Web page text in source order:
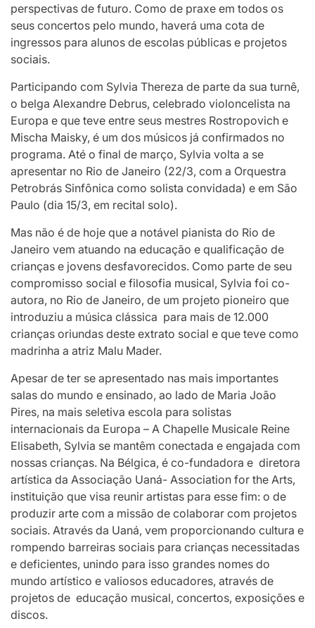
perspectivas de futuro. Como de praxe em todos os
seus concertos pelo mundo, haverá uma cota de
ingressos para alunos de escolas públicas e projetos
sociais.
Participando com Sylvia Thereza de parte da sua turnê,
o belga Alexandre Debrus, celebrado violoncelista na
Europa e que teve entre seus mestres Rostropovich e
Mischa Maisky, é um dos músicos já confirmados no
programa. Até o final de março, Sylvia volta a se
apresentar no Rio de Janeiro (22/3, com a Orquestra
Petrobrás Sinfônica como solista convidada) e em São
Paulo (dia 15/3, em recital solo).
Mas não é de hoje que a notável pianista do Rio de
Janeiro vem atuando na educação e qualificação de
crianças e jovens desfavorecidos. Como parte de seu
compromisso social e filosofia musical, Sylvia foi co-
autora, no Rio de Janeiro, de um projeto pioneiro que
introduziu a música clássica para mais de 12.000
crianças oriundas deste extrato social e que teve como
madrinha a atriz Malu Mader.
Apesar de ter se apresentado nas mais importantes
salas do mundo e ensinado, ao lado de Maria João
Pires, na mais seletiva escola para solistas
internacionais da Europa – A Chapelle Musicale Reine
Elisabeth, Sylvia se mantêm conectada e engajada com
nossas crianças. Na Bélgica, é co-fundadora e diretora
artística da Associação Uaná- Association for the Arts,
instituição que visa reunir artistas para esse fim: o de
produzir arte com a missão de colaborar com projetos
sociais. Através da Uaná, vem proporcionando cultura e
rompendo barreiras sociais para crianças necessitadas
e deficientes, unindo para isso grandes nomes do
mundo artístico e valiosos educadores, através de
projetos de educação musical, concertos, exposições e
discos.